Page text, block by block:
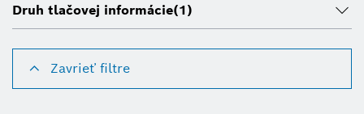
Druh tlačovej informácie(1)
Zavrieť filtre